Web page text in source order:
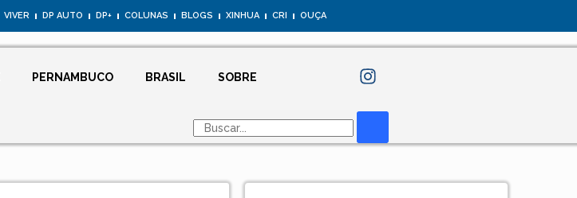
VIVER DP AUTO DP+ COLUNAS BLOGS XINHUA CRI OUÇA
PERNAMBUCO BRASIL SOBRE